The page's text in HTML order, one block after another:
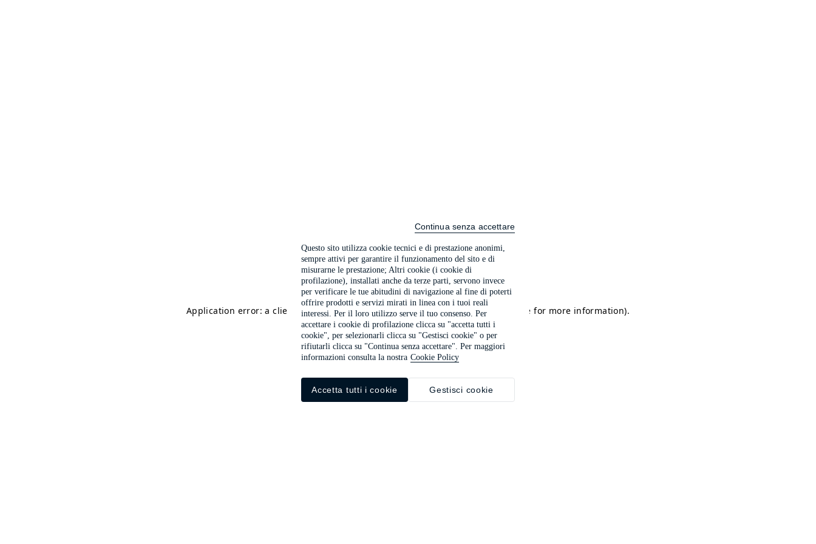
Application error: a client-side exception has occurred (see the browser console for more information).
Questo sito utilizza cookie tecnici e di prestazione anonimi,
sempre attivi per garantire il funzionamento del sito e di
misurarne le prestazione; Altri cookie (i cookie di
profilazione), installati anche da terze parti, servono invece
per verificare le tue abitudini di navigazione al fine di poterti
offrire prodotti e servizi mirati in linea con i tuoi reali
interessi. Per il loro utilizzo serve il tuo consenso. Per
accettare i cookie di profilazione clicca su "accetta tutti i
cookie", per selezionarli clicca su "Gestisci cookie" o per
rifiutarli clicca su "Continua senza accettare". Per maggiori
informazioni consulta la nostra Cookie Policy
Gestisci cookie
Accetta tutti i cookie
Continua senza accettare